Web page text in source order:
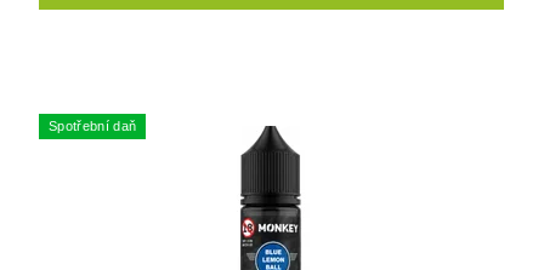
Spotřební daň